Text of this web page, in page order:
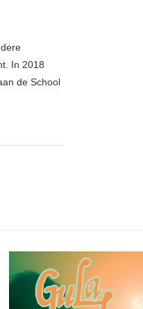
In 2018
de School